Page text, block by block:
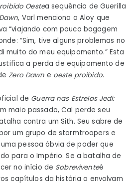
Oestea sequência de Guerilla
, Varl menciona a Aloy que
“viajando com pouca bagagem
“Sim, tive alguns problemas no
muito do meu equipamento.” Esta
a perda de equipamento de
Zero Dawn e oeste proibido.
de Guerra nas Estrelas Jedi:
maio passado, Cal perde seu
contra um Sith. Seu sabre de
um grupo de stormtroopers e
pessoa óbvia de poder que
para o Império. Se a batalha de
no início de Sobreviventeé
capítulos da história o envolvam